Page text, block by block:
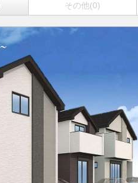
その他(0)